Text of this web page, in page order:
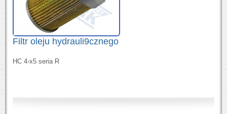
Filtr oleju hydrauli9cznego
HC 4-x5 seria R